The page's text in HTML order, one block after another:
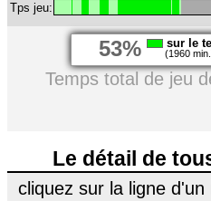
Tps jeu:
53% sur le
(1960
Temps total de jeu
Le détail de
cliquez sur la ligne d'un